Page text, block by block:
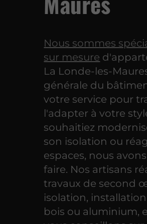
Nous sommes
sur mesure
La Londe-les-
générale du
votre service pour
l'adapter à votre
souhaitiez
son isolation ou
espaces, nous
faire. Nos artisans
travaux de second
isolation,
bois ou aluminium,